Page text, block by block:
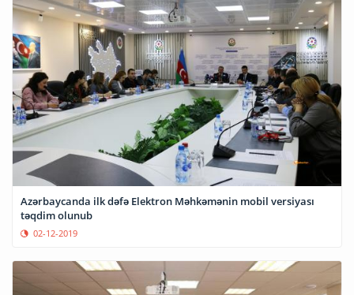
Azərbaycanda ilk dəfə Elektron Məhkəmənin mobil versiyası
təqdim olunub
02-12-2019